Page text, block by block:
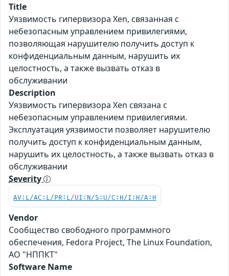
Title
Уязвимость гипервизора Xen, связанная с
небезопасным управлением привилегиями,
позволяющая нарушителю получить доступ к
конфиденциальным данным, нарушить их
целостность, а также вызвать отказ в
обслуживании
Description
Уязвимость гипервизора Xen связана с
небезопасным управлением привилегиями.
Эксплуатация уязвимости позволяет нарушителю
получить доступ к конфиденциальным данным,
нарушить их целостность, а также вызвать отказ в
обслуживании
Severity
AV:L/AC:L/PR:L/UI:N/S:U/C:H/I:H/A:H
Vendor
Сообщество свободного программного
обеспечения, Fedora Project, The Linux Foundation,
АО "НППКТ"
Software Name